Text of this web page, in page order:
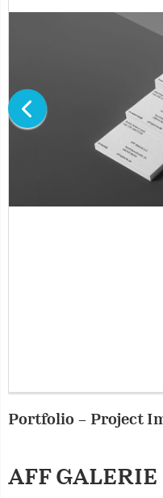
Portfolio – Project
AFF GALERIE